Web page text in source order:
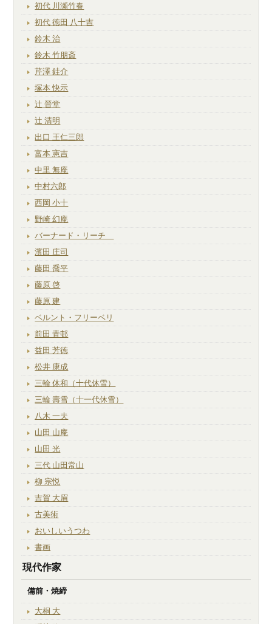
初代 川瀬竹春
初代 徳田 八十吉
鈴木 治
鈴木 竹朋斎
芹澤 銈介
塚本 快示
辻 晉堂
辻 清明
出口 王仁三郎
富本 憲吉
中里 無庵
中村六郎
西岡 小十
野崎 幻庵
バーナード・リーチ
濱田 庄司
藤田 喬平
藤原 啓
藤原 建
ベルント・フリーベリ
前田 青邨
益田 芳徳
松井 康成
三輪 休和（十代休雪）
三輪 壽雪（十一代休雪）
八木 一夫
山田 山庵
山田 光
三代 山田常山
柳 宗悦
吉賀 大眉
古美術
おいしいうつわ
書画
現代作家
備前・焼締
大桐 大